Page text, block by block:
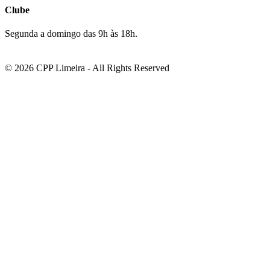
Clube
Segunda a domingo das 9h às 18h.
© 2026 CPP Limeira - All Rights Reserved